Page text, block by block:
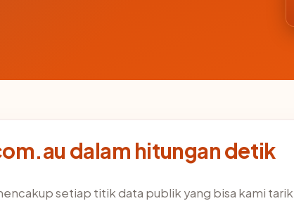
dalam hitungan detik
setiap titik data publik yang bisa kami